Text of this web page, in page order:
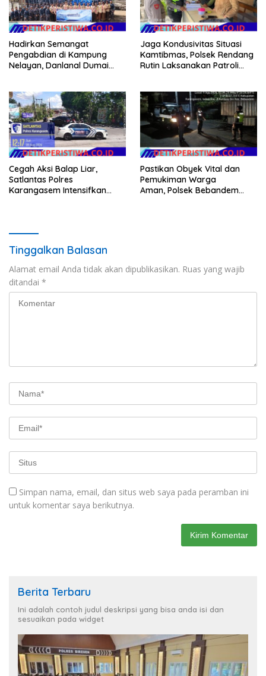
Hadirkan Semangat
Pengabdian di Kampung
Nelayan, Danlanal Dumai
Jaga Kondusivitas Situasi
Kamtibmas, Polsek Rendang
Rutin Laksanakan Patroli
Cegah Aksi Balap Liar,
Satlantas Polres
Karangasem Intensifkan
Pastikan Obyek Vital dan
Pemukiman Warga
Aman, Polsek Bebandem
Tinggalkan Balasan
Alamat email Anda tidak akan dipublikasikan. Ruas yang wajib
ditandai *
Simpan nama, email, dan situs web saya pada peramban ini
untuk komentar saya berikutnya.
Berita Terbaru
Ini adalah contoh judul deskripsi yang bisa anda isi dan
sesuaikan pada widget